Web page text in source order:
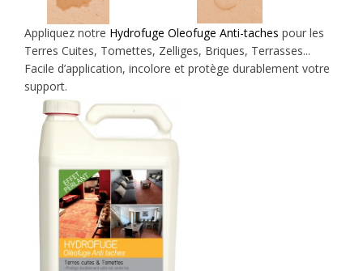
Appliquez notre Hydrofuge Oleofuge Anti-taches pour les
Terres Cuites, Tomettes, Zelliges, Briques, Terrasses...
Facile d’application, incolore et protège durablement votre
support.